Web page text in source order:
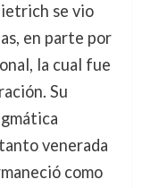
se vio
en parte por
la cual fue
Su
venerada
como